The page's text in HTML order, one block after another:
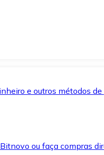
e outros métodos
ou faça compras